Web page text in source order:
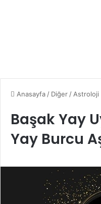
Anasayfa / Diğer / Astroloji
Başak Yay
Yay Burcu